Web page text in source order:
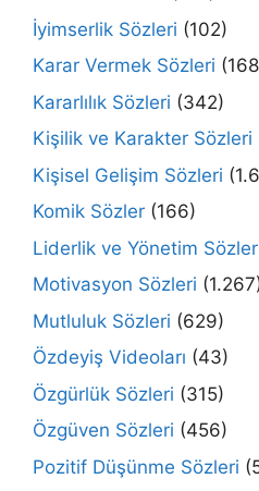
İyimserlik Sözleri (102)
Karar Vermek Sözleri
Kararlılık Sözleri (342)
Kişilik ve Karakter Sözleri
Kişisel Gelişim Sözleri
Komik Sözler (166)
Liderlik ve Yönetim
Motivasyon Sözleri
Mutluluk Sözleri (629)
Özdeyiş Videoları (43)
Özgürlük Sözleri (315)
Özgüven Sözleri (456)
Pozitif Düşünme Sözleri